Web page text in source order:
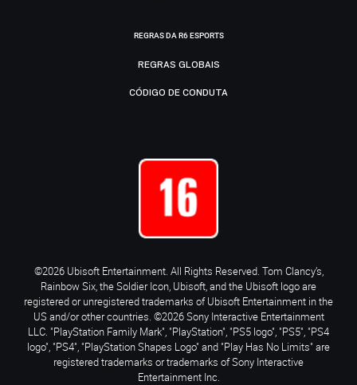
REGRAS DA R6 ESPORTS
REGRAS GLOBAIS
CÓDIGO DE CONDUTA
©2026 Ubisoft Entertainment. All Rights Reserved. Tom Clancy’s,
Rainbow Six, the Soldier Icon, Ubisoft, and the Ubisoft logo are
registered or unregistered trademarks of Ubisoft Entertainment in the
US and/or other countries. ©2026 Sony Interactive Entertainment
LLC. "PlayStation Family Mark", "PlayStation", "PS5 logo", "PS5", "PS4
logo", "PS4", "PlayStation Shapes Logo" and "Play Has No Limits" are
registered trademarks or trademarks of Sony Interactive
Entertainment Inc.